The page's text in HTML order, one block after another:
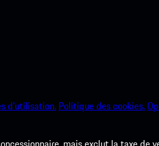
d’utilisation. Politique des cookies.